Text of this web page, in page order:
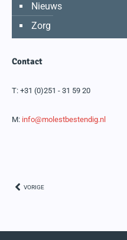
Nieuws
Zorg
Contact
T: +31 (0)251 - 31 59 20
M: info@molestbestendig.nl
VORIGE